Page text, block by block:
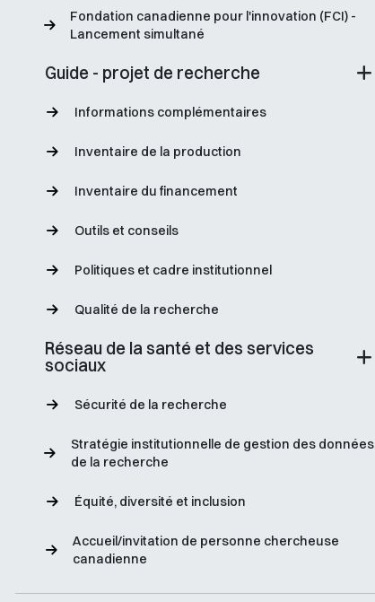
Fondation canadienne pour l'innovation (FCI) -
Lancement simultané
Guide - projet de recherche
Informations complémentaires
Inventaire de la production
Inventaire du financement
Outils et conseils
Politiques et cadre institutionnel
Qualité de la recherche
Réseau de la santé et des services
sociaux
Sécurité de la recherche
Stratégie institutionnelle de gestion des données
de la recherche
Équité, diversité et inclusion
Accueil/invitation de personne chercheuse
canadienne